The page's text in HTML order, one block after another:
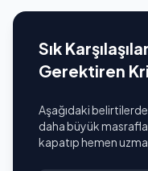
Sık
Gerektiren
Aşağıdaki
daha büyük
kapatıp hemen